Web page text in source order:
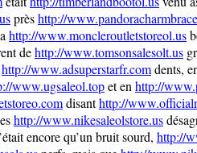
prèshttp://
http://www.moncleroutletstoreol.us
dehttp://www.tomsonsalesolt.us
http://www.adsuperstarfr.comdents,
www.ugsaleol.topet en http://
disanthttp://
http://www.nikesaleolstore.us
encore qu’un bruit sourd, http://